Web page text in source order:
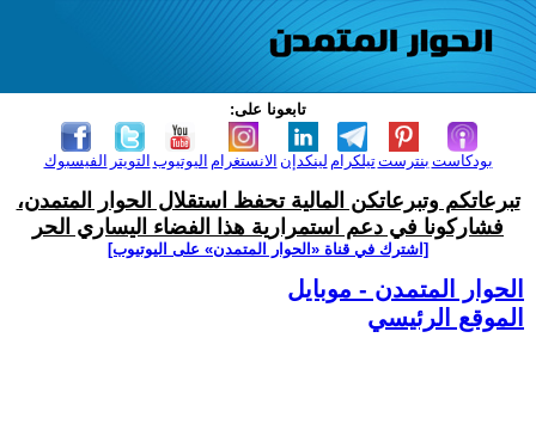
تابعونا على:
الفيسبوك التويتر اليوتيوب الانستغرام لينكدإن تيلكرامبنترست بودكاست
تبرعاتكم وتبرعاتكن المالية تحفظ استقلال الحوار المتمدن،
فشاركونا في دعم استمرارية هذا الفضاء اليساري الحر
[اشترك في قناة ‫«الحوار المتمدن» على اليوتيوب]
الحوار المتمدن - موبايل
الموقع الرئيسي